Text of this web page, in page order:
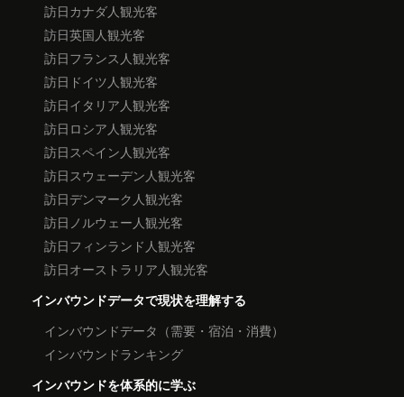
訪日カナダ人観光客
訪日英国人観光客
訪日フランス人観光客
訪日ドイツ人観光客
訪日イタリア人観光客
訪日ロシア人観光客
訪日スペイン人観光客
訪日スウェーデン人観光客
訪日デンマーク人観光客
訪日ノルウェー人観光客
訪日フィンランド人観光客
訪日オーストラリア人観光客
インバウンドデータで現状を理解する
インバウンドデータ（需要・宿泊・消費）
インバウンドランキング
インバウンドを体系的に学ぶ